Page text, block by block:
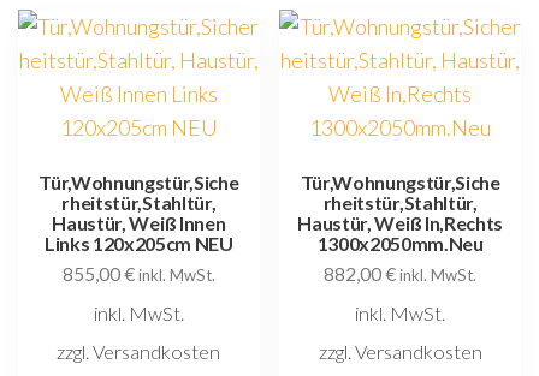
Tür,Wohnungstür,Siche
rheitstür,Stahltür,
Haustür, Weiß Innen
Links 120x205cm NEU
855,00€inkl. MwSt.
inkl. MwSt.
zzgl. Versandkosten
Tür,Wohnungstür,Siche
rheitstür,Stahltür,
Haustür, Weiß In,Rechts
1300x2050mm.Neu
882,00€inkl. MwSt.
inkl. MwSt.
zzgl. Versandkosten